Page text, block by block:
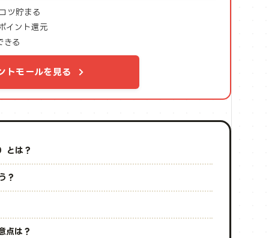
ツ貯まる
イント還元
きる
トモールを見る
とは？
？
点は？